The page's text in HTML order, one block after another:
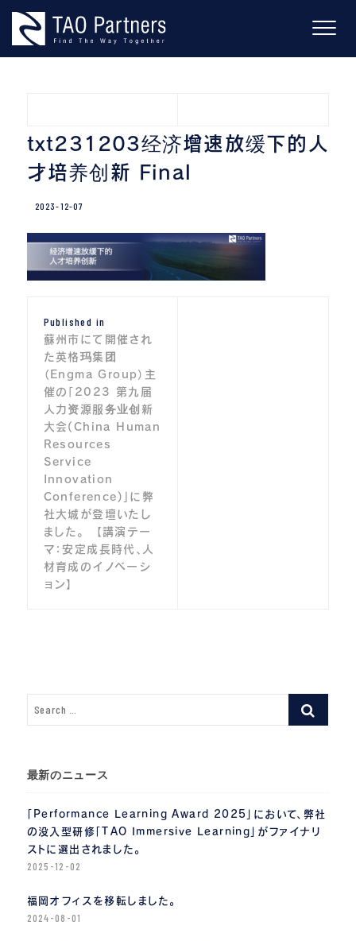
content
txt231203经济增速放缓下的人
才培养创新 Final
2023-12-07
稿
ナ
ビ
ゲ
ー
シ
ン
Published in
蘇州市にて開催され
た英格玛集团
（Engma Group）主
催の「2023 第九届
人力资源服务业创新
大会(China Human
Resources
Service
Innovation
Conference)」に弊
社大城が登壇いたし
ました。 【講演テー
マ：安定成長時代、人
材育成のイノベーシ
ョン】
最新のニュース
「Performance Learning Award 2025」において、弊社
の没入型研修「TAO Immersive Learning」がファイナリ
ストに選出されました。
2025-12-02
福岡オフィスを移転しました。
2024-08-01